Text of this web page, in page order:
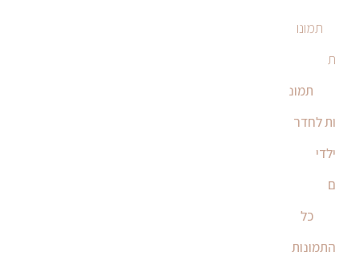
תמונו
ת
תמונ
ות לחדר
ילדי
ם
כל
התמונות